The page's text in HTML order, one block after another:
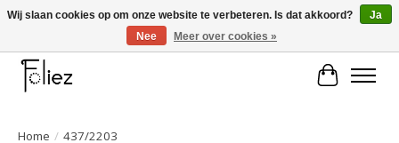
Large selection of products and fast shipping!
Home / 437/2203
Wij slaan cookies op om onze website te verbeteren. Is dat akkoord?
Ja
Nee
Meer over cookies »